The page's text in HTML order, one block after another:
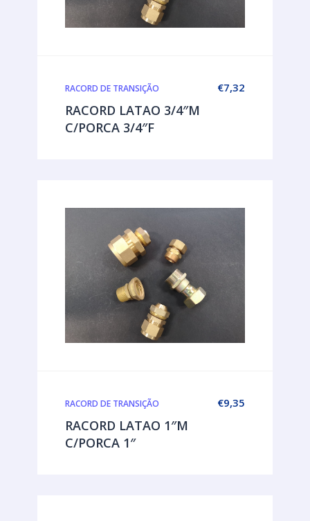
€7,32
RACORD DE TRANSIÇÃO
RACORD LATAO 3/4″M
C/PORCA 3/4″F
€9,35
RACORD DE TRANSIÇÃO
RACORD LATAO 1″M
C/PORCA 1″